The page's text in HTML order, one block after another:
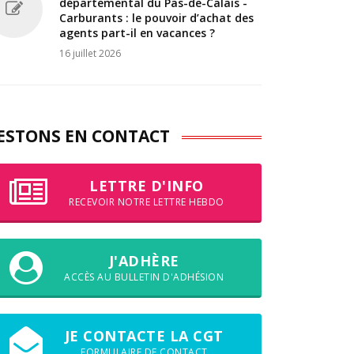
Carburants : le pouvoir d’achat des
agents part-il en vacances ?
16 juillet 2026
EN CONTACT
LETTRE D'INFO
RECEVOIR NOTRE LETTRE HEBDO
J'ADHÈRE
ACCÈS AU BULLETIN D'ADHÉSION
JE CONTACTE LA CGT